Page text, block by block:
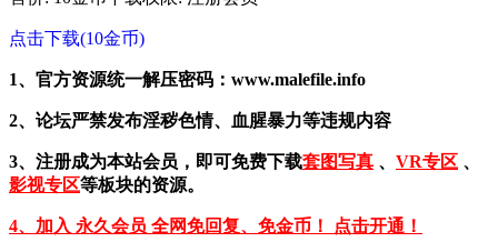
点击下载(10金币)
1、官方资源统一解压密码：www.malefile.info
2、论坛严禁发布淫秽色情、血腥暴力等违规内容
3、注册成为本站会员，即可免费下载套图写真 、 VR专区 、
影视专区等板块的资源。
4、加入 永久会员 全网免回复、免金币！ 点击开通！